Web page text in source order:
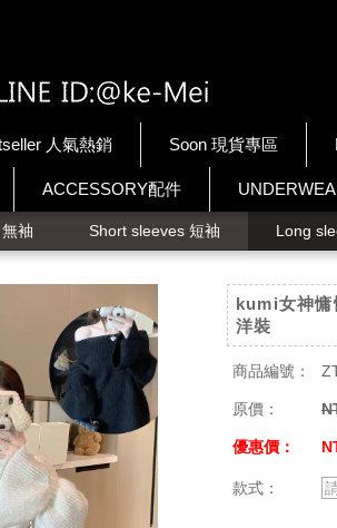
人氣熱銷 Soon 現貨專區
ACCESSORY配件
袖 Short sleeves 短袖 Long
kumi女神慵
洋裝
商品編號：
原價：
優惠價：
款式：